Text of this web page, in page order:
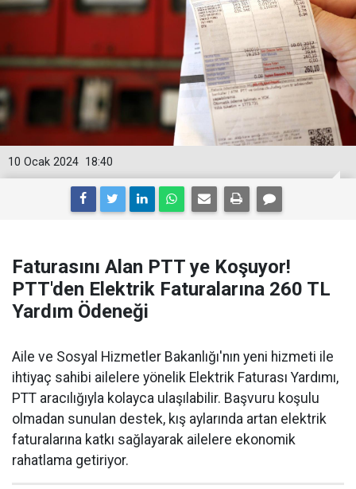
18:40
10 Ocak 2024
Faturasını Alan PTT ye Koşuyor!
PTT'den Elektrik Faturalarına 260 TL
Yardım Ödeneği
Aile ve Sosyal Hizmetler Bakanlığı'nın yeni hizmeti ile
ihtiyaç sahibi ailelere yönelik Elektrik Faturası Yardımı,
PTT aracılığıyla kolayca ulaşılabilir. Başvuru koşulu
olmadan sunulan destek, kış aylarında artan elektrik
faturalarına katkı sağlayarak ailelere ekonomik
rahatlama getiriyor.